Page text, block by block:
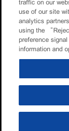
traffic on our
use of our site
analytics
using the
preference
information and